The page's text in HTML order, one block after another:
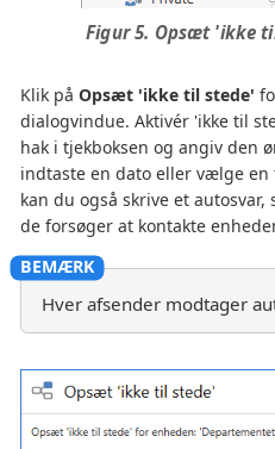
Figur 5. Opsæt 'ikke
Klik på Opsæt 'ikke til stede'
dialogvindue. Aktivér 'ikke til
hak i tjekboksen og angiv den
indtaste en dato eller vælge
kan du også skrive et
de forsøger at kontakte
Hver afsender modtager